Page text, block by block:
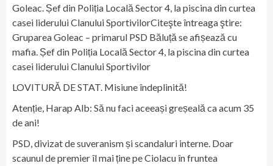
Goleac. Șef din Poliția Locală Sector 4, la piscina din curtea
casei liderului Clanului SportivilorCiteşte întreaga ştire:
Gruparea Goleac – primarul PSD Băluță se afișează cu
mafia. Șef din Poliția Locală Sector 4, la piscina din curtea
casei liderului Clanului Sportivilor
LOVITURĂ DE STAT. Misiune îndeplinită!
Atenție, Harap Alb: Să nu faci aceeași greșeală ca acum 35
de ani!
PSD, divizat de suveranism și scandaluri interne. Doar
scaunul de premier îl mai ține pe Ciolacu în fruntea